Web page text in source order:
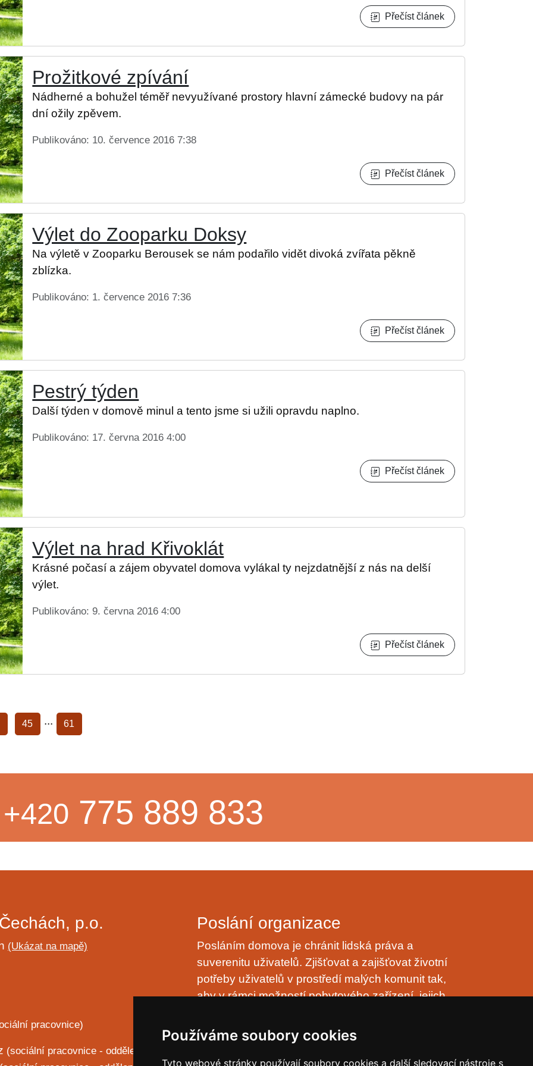
Používáme soubory cookies
Tyto webové stránky používají soubory cookies a další sledovací nástroje s
Přečíst článek
Prožitkové zpívání
Nádherné a bohužel téměř nevyužívané prostory hlavní zámecké budovy na pár
dní ožily zpěvem.
Publikováno: 10. července 2016 7:38
Přečíst článek
Výlet do Zooparku Doksy
Na výletě v Zooparku Berousek se nám podařilo vidět divoká zvířata pěkně
zblízka.
Publikováno: 1. července 2016 7:36
Přečíst článek
Pestrý týden
Další týden v domově minul a tento jsme si užili opravdu naplno.
Publikováno: 17. června 2016 4:00
Přečíst článek
Výlet na hrad Křivoklát
Krásné počasí a zájem obyvatel domova vylákal ty nejzdatnější z nás na delší
výlet.
Publikováno: 9. června 2016 4:00
Přečíst článek
45 ... 61
+420 775 889 833
p.o.
(Ukázat na mapě)
pracovnice)
(sociální pracovnice - oddělení PP)
Poslání organizace
Posláním domova je chránit lidská práva a
suverenitu uživatelů. Zjišťovat a zajišťovat životní
potřeby uživatelů v prostředí malých komunit tak,
aby v rámci možností pobytového zařízení, jejich
laskavostí vlastní rodinnému prostředí.
Ochrana osobních údajů (GDPR)